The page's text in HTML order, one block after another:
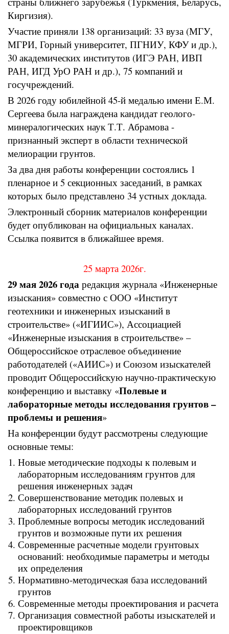
Киргизия).
Участие приняли 138 организаций: 33 вуза (МГУ,
МГРИ, Горный университет, ПГНИУ, КФУ и др.),
30 академических институтов (ИГЭ РАН, ИВП
РАН, ИГД УрО РАН и др.), 75 компаний и
госучреждений.
В 2026 году юбилейной 45-й медалью имени Е.М.
Сергеева была награждена кандидат геолого-
минералогических наук Т.Т. Абрамова -
признанный эксперт в области технической
мелиорации грунтов.
За два дня работы конференции состоялись 1
пленарное и 5 секционных заседаний, в рамках
которых было представлено 34 устных доклада.
Электронный сборник материалов конференции
будет опубликован на официальных каналах.
Ссылка появится в ближайшее время.
25 марта 2026г.
29 мая 2026 года редакция журнала «Инженерные
изыскания» совместно с ООО «Институт
геотехники и инженерных изысканий в
строительстве» («ИГИИС»), Ассоциацией
«Инженерные изыскания в строительстве» –
Общероссийское отраслевое объединение
работодателей («АИИС») и Союзом изыскателей
проводит Общероссийскую научно-практическую
конференцию и выставку «Полевые и
лабораторные методы исследования грунтов –
проблемы и решения»
На конференции будут рассмотрены следующие
основные темы:
Новые методические подходы к полевым и
лабораторным исследованиям грунтов для
решения инженерных задач
Совершенствование методик полевых и
лабораторных исследований грунтов
Проблемные вопросы методик исследований
грунтов и возможные пути их решения
Современные расчетные модели грунтовых
оснований: необходимые параметры и методы
их определения
Нормативно-методическая база исследований
грунтов
Современные методы проектирования и расчета
Организация совместной работы изыскателей и
проектировщиков